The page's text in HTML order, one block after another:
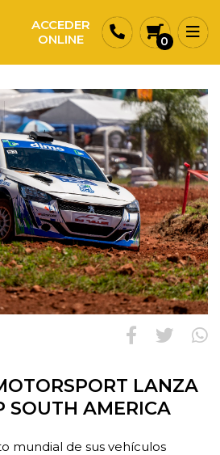
ACCEDER
ONLINE
0
LANZA
SOUTH AMERICA
mundial de sus vehículos